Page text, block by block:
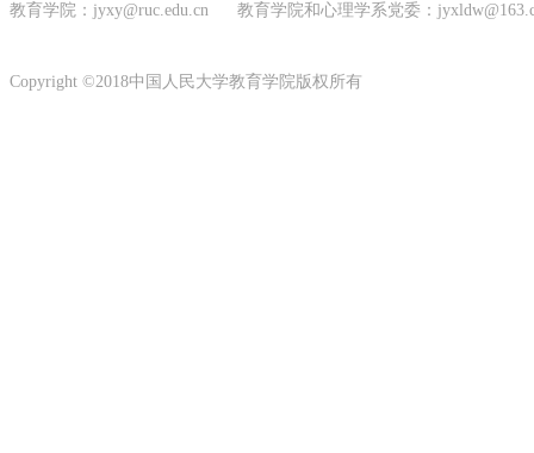
教育学院：jyxy@ruc.edu.cn 教育学院和心理学系党委：
Copyright ©2018中国人民大学教育学院版权所有